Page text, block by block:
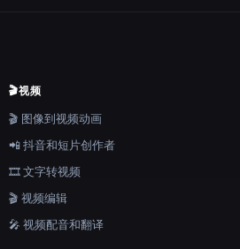
🎬视频
🎬 图像到视频动画
📲 抖音和短片创作者
🎞️ 文字转视频
🎬 视频编辑
🎤 视频配音和翻译